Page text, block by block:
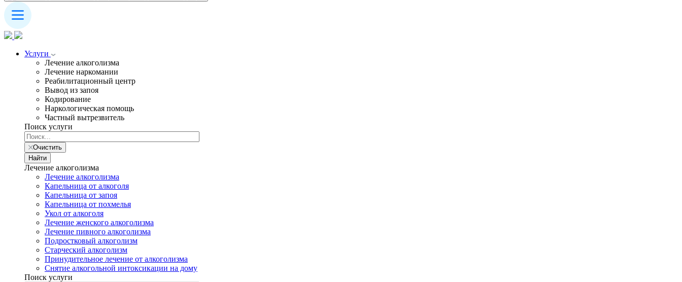
Услуги
Лечение алкоголизма
Лечение наркомании
Реабилитационный центр
Вывод из запоя
Кодирование
Наркологическая помощь
Частный вытрезвитель
Поиск услуги
Очистить
Найти
Лечение алкоголизма
Лечение алкоголизма
Капельница от алкоголя
Капельница от запоя
Капельница от похмелья
Укол от алкоголя
Лечение женского алкоголизма
Лечение пивного алкоголизма
Подростковый алкоголизм
Старческий алкоголизм
Принудительное лечение от алкоголизма
Снятие алкогольной интоксикации на дому
Поиск услуги